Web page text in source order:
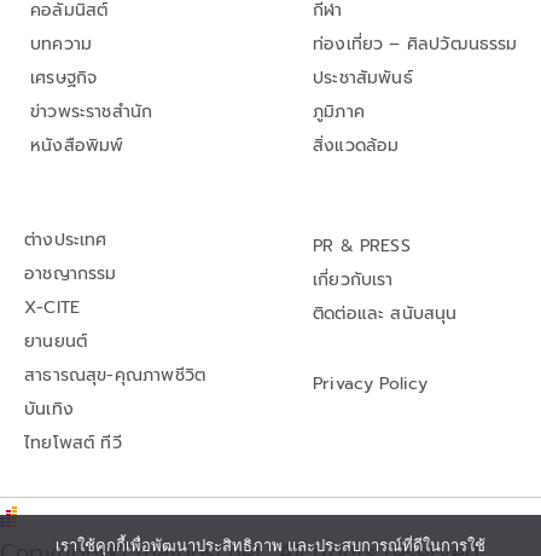
คอลัมนิสต์
บทความ
เศรษฐกิจ
ข่าวพระราชสำนัก
หนังสือพิมพ์
กีฬา
ท่องเที่ยว – ศิลปวัฒนธรรม
ประชาสัมพันธ์
ภูมิภาค
สิ่งแวดล้อม
ต่างประเทศ
อาชญากรรม
X-CITE
ยานยนต์
สาธารณสุข-คุณภาพชีวิต
บันเทิง
ไทยโพสต์ ทีวี
PR & PRESS
เกี่ยวกับเรา
ติดต่อและ สนับสนุน
Privacy Policy
เราใช้คุกกี้เพื่อพัฒนาประสิทธิภาพ และประสบการณ์ที่ดีในการใช้